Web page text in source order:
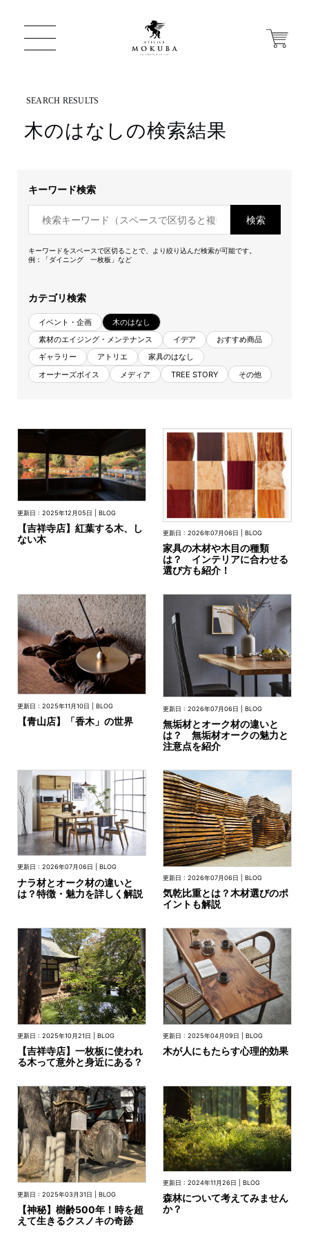
ONLINE STORE
一枚板 ATELIER MOKUBA HOME
商品情報
直営店
WEBカタログ
全商品一覧
納品事例
INFORMATION
MOKUBA CHANNEL
お問い合わせ
木のはなしの検索結果
キーワード検索
検索
キーワードをスペースで区切ることで、より絞り込んだ検索が可能です。
例：「ダイニング 一枚板」など
カテゴリ検索
イベント・企画
木のはなし
素材のエイジング・メンテナンス
イデア
おすすめ商品
ギャラリー
アトリエ
家具のはなし
オーナーズボイス
メディア TREE STORY その他
更新日 : 2025年12月05日 | BLOG
【吉祥寺店】紅葉する木、し
ない木
更新日 : 2026年07月06日 | BLOG
家具の木材や木目の種類
は？ インテリアに合わせる
選び方も紹介！
更新日 : 2025年11月10日 | BLOG
【青山店】「香木」の世界
更新日 : 2026年07月06日 | BLOG
無垢材とオーク材の違いと
は？ 無垢材オークの魅力と
注意点を紹介
更新日 : 2026年07月06日 | BLOG
ナラ材とオーク材の違いと
は？特徴・魅力を詳しく解説
更新日 : 2026年07月06日 | BLOG
気乾比重とは？木材選びのポ
イントも解説
更新日 : 2025年10月21日 | BLOG
【吉祥寺店】一枚板に使われ
る木って意外と身近にある？
更新日 : 2025年04月09日 | BLOG
木が人にもたらす心理的効果
更新日 : 2025年03月31日 | BLOG
【神秘】樹齢500年！時を超
えて生きるクスノキの奇跡
更新日 : 2024年11月26日 | BLOG
森林について考えてみません
か？